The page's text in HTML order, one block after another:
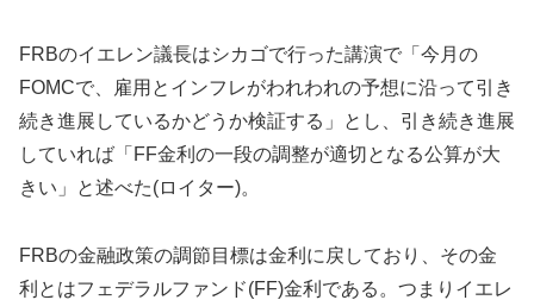
FRBのイエレン議長はシカゴで行った講演で「今月の
FOMCで、雇用とインフレがわれわれの予想に沿って引き
続き進展しているかどうか検証する」とし、引き続き進展
していれば「FF金利の一段の調整が適切となる公算が大
きい」と述べた(ロイター)。
FRBの金融政策の調節目標は金利に戻しており、その金
利とはフェデラルファンド(FF)金利である。つまりイエレ